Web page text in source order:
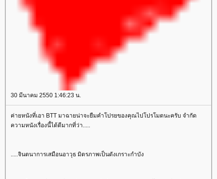
30 มีนาคม 2550 1:46:23 น.
ค่ายหนังที่เอา BTT มาฉายน่าจะยืมคำโปรยของคุณไปโปรโมตนะครับ จำกัด
ความหนังเรื่องนี้ได้ดีมากที่ว่า.....
.....จินตนาการเสมือนอาวุธ มิตรภาพเป็นดังเกราะกำบัง